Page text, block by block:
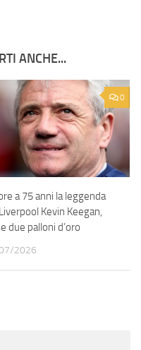
ANCHE...
0
a 75 anni la leggenda
Kevin Keegan,
due palloni d’oro
2026